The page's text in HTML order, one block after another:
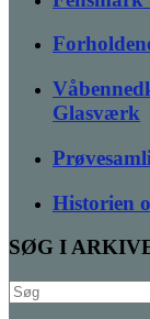
Glasværk
Historien
SØG I
Søg
efter: